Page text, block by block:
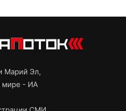
Марий Эл,
мире - ИА